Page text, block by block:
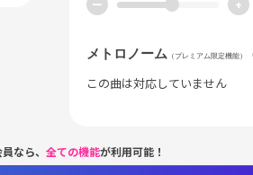
ー +
メトロノーム （プレミアム限定機能）
この曲は対応していません
なら、 全ての機能が利用可能！